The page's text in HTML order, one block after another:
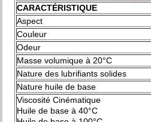
CARACTÉRISTIQUE
Aspect
Couleur
Odeur
Masse volumique à 20°C
Nature des lubrifiants solides
Nature huile de base
Viscosité Cinématique
Huile de base à 40°C